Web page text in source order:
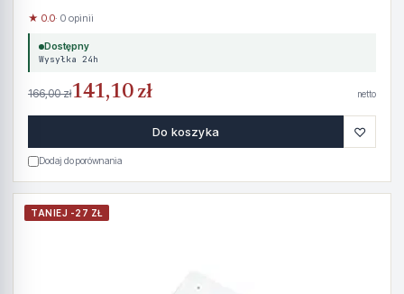
★ 0.0· 0 opinii
Dostępny
Wysyłka 24h
166,00 zł141,10 zł netto
Do koszyka ♡
Dodaj do porównania
TANIEJ -27 ZŁ